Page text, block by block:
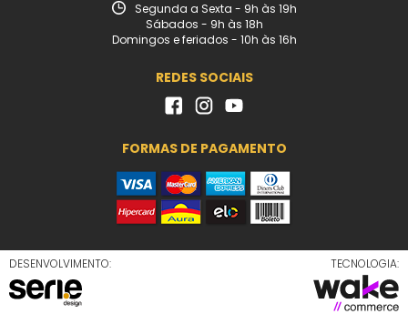
Segunda a Sexta - 9h às 19h
Sábados - 9h às 18h
Domingos e feriados - 10h às 16h
REDES SOCIAIS
FORMAS DE PAGAMENTO
DESENVOLVIMENTO: TECNOLOGIA: